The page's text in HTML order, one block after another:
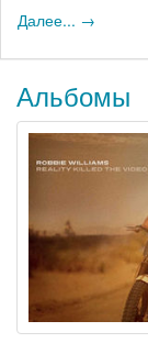
Далее... →
Альбомы